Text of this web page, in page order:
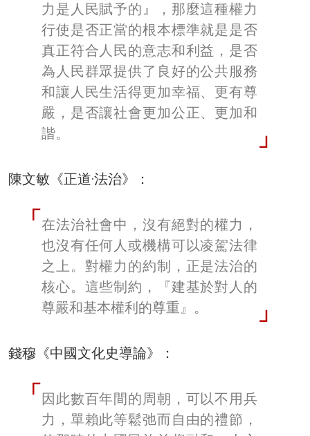
力是人民賦予的』，那麼這種權力
行使是否正當的根本標準就是是否
真正符合人民的意志和利益，是否
為人民群眾提供了良好的公共服務
和讓人民生活得更加幸福、更有尊
嚴，是否讓社會更加公正、更加和
諧。
陳文敏《正道·法治》：
在法治社會中，沒有絕對的權力，
也沒有任何人或機構可以凌駕法律
之上。對權力的約制，正是法治的
核心。這些制約，『建基於對人的
尊嚴和基本權利的尊重』。
錢穆《中國文化史導論》：
因此數百年間的周朝，可以不用兵
力，單賴此等鬆弛而自由的禮節，